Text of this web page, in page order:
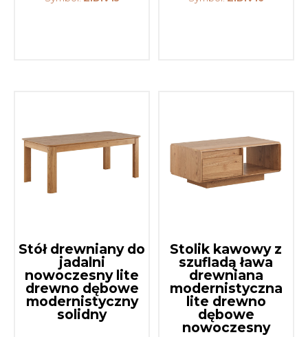
Stół drewniany do
jadalni
nowoczesny lite
drewno dębowe
modernistyczny
solidny
Stolik kawowy z
szufladą ława
drewniana
modernistyczna
lite drewno
dębowe
nowoczesny